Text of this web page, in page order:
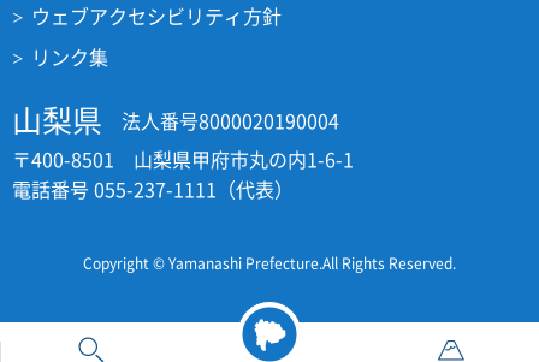
ウェブアクセシビリティ方針
リンク集
山梨県
法人番号8000020190004
〒400-8501 山梨県甲府市丸の内1-6-1
電話番号 055-237-1111（代表）
Copyright © Yamanashi Prefecture.All Rights Reserved.